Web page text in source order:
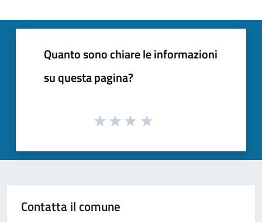
Quanto sono chiare le informazioni
su questa pagina?
Contatta il comune